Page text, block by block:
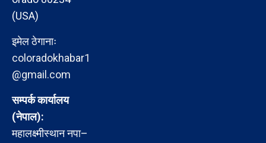
(USA)
इमेल ठेगानाः
coloradokhabar1
@gmail.com
सम्पर्क कार्यालय
(नेपाल):
महालक्ष्मीस्थान नपा–